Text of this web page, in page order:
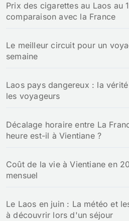
Prix des cigarettes au Laos au
comparaison avec la France
Le meilleur circuit pour un
semaine
Laos pays dangereux : la
les voyageurs
Décalage horaire entre La
heure est-il à Vientiane ?
Coût de la vie à Vientiane en
mensuel
Le Laos en juin : La météo et
à découvrir lors d'un séjour